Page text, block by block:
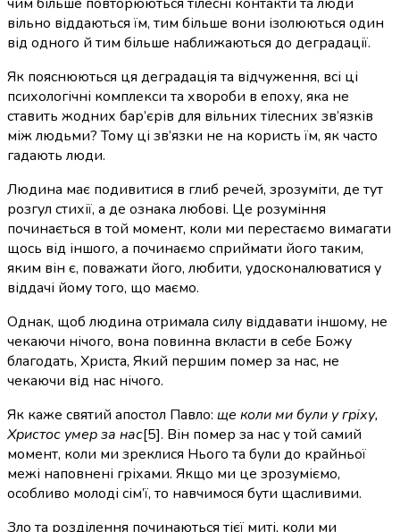
вільно віддаються їм, тим більше вони ізолюються один
від одного й тим більше наближаються до деградації.
Як пояснюються ця деградація та відчуження, всі ці
психологічні комплекси та хвороби в епоху, яка не
ставить жодних бар’єрів для вільних тілесних зв’язків
між людьми? Тому ці зв’язки не на користь їм, як часто
гадають люди.
Людина має подивитися в глиб речей, зрозуміти, де тут
розгул стихії, а де ознака любові. Це розуміння
починається в той момент, коли ми перестаємо вимагати
щось від іншого, а починаємо сприймати його таким,
яким він є, поважати його, любити, удосконалюватися у
віддачі йому того, що маємо.
Однак, щоб людина отримала силу віддавати іншому, не
чекаючи нічого, вона повинна вкласти в себе Божу
благодать, Христа, Який першим помер за нас, не
чекаючи від нас нічого.
Як каже святий апостол Павло: ще коли ми були у гріху,
Христос умер за нас[5]. Він помер за нас у той самий
момент, коли ми зреклися Нього та були до крайньої
межі наповнені гріхами. Якщо ми це зрозуміємо,
особливо молоді сім’ї, то навчимося бути щасливими.
Зло та розділення починаються тієї миті, коли ми